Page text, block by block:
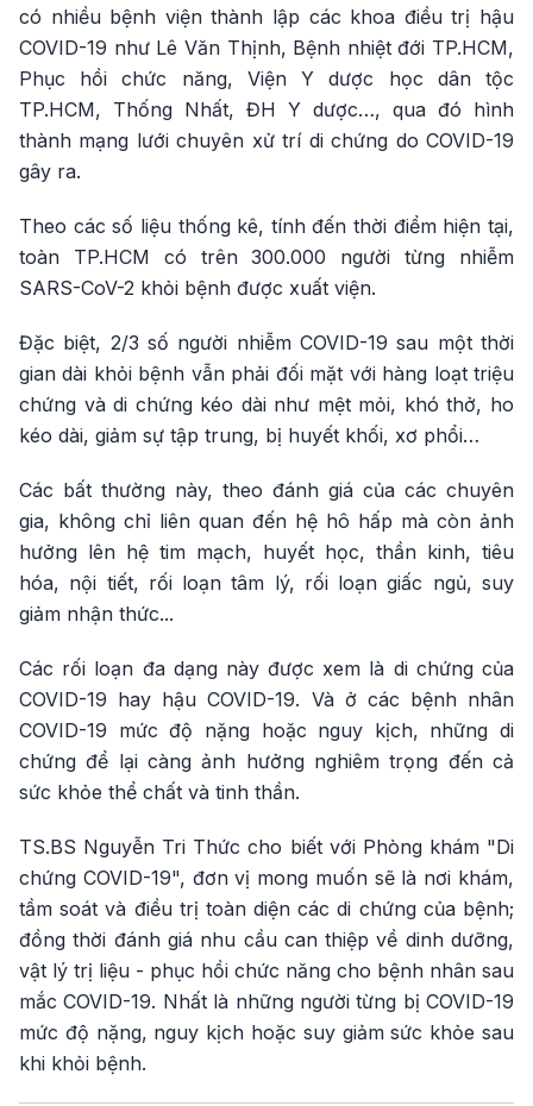
có nhiều bệnh viện thành lập các khoa điều trị hậu
COVID-19 như Lê Văn Thịnh, Bệnh nhiệt đới TP.HCM,
Phục hồi chức năng, Viện Y dược học dân tộc
TP.HCM, Thống Nhất, ĐH Y dược…, qua đó hình
thành mạng lưới chuyên xử trí di chứng do COVID-19
gây ra.
Theo các số liệu thống kê, tính đến thời điểm hiện tại,
toàn TP.HCM có trên 300.000 người từng nhiễm
SARS-CoV-2 khỏi bệnh được xuất viện.
Đặc biệt, 2/3 số người nhiễm COVID-19 sau một thời
gian dài khỏi bệnh vẫn phải đối mặt với hàng loạt triệu
chứng và di chứng kéo dài như mệt mỏi, khó thở, ho
kéo dài, giảm sự tập trung, bị huyết khối, xơ phổi…
Các bất thường này, theo đánh giá của các chuyên
gia, không chỉ liên quan đến hệ hô hấp mà còn ảnh
hưởng lên hệ tim mạch, huyết học, thần kinh, tiêu
hóa, nội tiết, rối loạn tâm lý, rối loạn giấc ngủ, suy
giảm nhận thức...
Các rối loạn đa dạng này được xem là di chứng của
COVID-19 hay hậu COVID-19. Và ở các bệnh nhân
COVID-19 mức độ nặng hoặc nguy kịch, những di
chứng để lại càng ảnh hưởng nghiêm trọng đến cả
sức khỏe thể chất và tinh thần.
TS.BS Nguyễn Tri Thức cho biết với Phòng khám "Di
chứng COVID-19", đơn vị mong muốn sẽ là nơi khám,
tầm soát và điều trị toàn diện các di chứng của bệnh;
đồng thời đánh giá nhu cầu can thiệp về dinh dưỡng,
vật lý trị liệu - phục hồi chức năng cho bệnh nhân sau
mắc COVID-19. Nhất là những người từng bị COVID-19
mức độ nặng, nguy kịch hoặc suy giảm sức khỏe sau
khi khỏi bệnh.